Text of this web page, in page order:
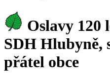
Oslavy 120
SDH Hlubyně,
přátel obce